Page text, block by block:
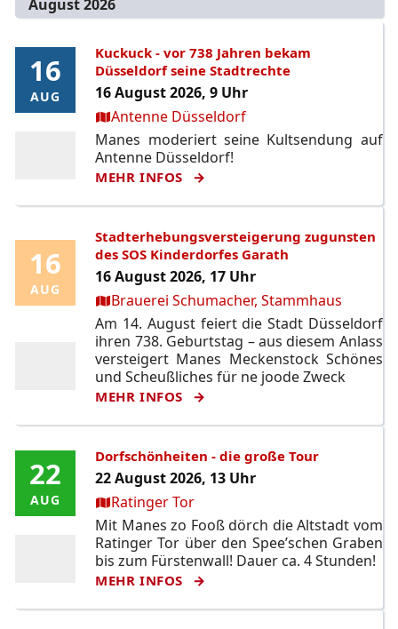
August 2026
16
AUG
16
AUG
Kuckuck - vor 738 Jahren bekam
Düsseldorf seine Stadtrechte
16 August 2026, 9 Uhr
Ort:Antenne Düsseldorf
Manes moderiert seine Kultsendung auf
Antenne Düsseldorf!
MEHR INFOS
16
AUG
16
AUG
Stadterhebungsversteigerung zugunsten
des SOS Kinderdorfes Garath
16 August 2026, 17 Uhr
Ort:Brauerei Schumacher, Stammhaus
Am 14. August feiert die Stadt Düsseldorf
ihren 738. Geburtstag – aus diesem Anlass
versteigert Manes Meckenstock Schönes
und Scheußliches für ne joode Zweck
MEHR INFOS
22
AUG
22
AUG
Dorfschönheiten - die große Tour
22 August 2026, 13 Uhr
Ort:Ratinger Tor
Mit Manes zo Fooß dörch die Altstadt vom
Ratinger Tor über den Spee’schen Graben
bis zum Fürstenwall! Dauer ca. 4 Stunden!
MEHR INFOS